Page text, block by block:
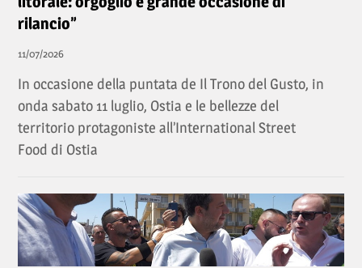
rilancio”
11/07/2026
In occasione della puntata de Il Trono del Gusto, in
onda sabato 11 luglio, Ostia e le bellezze del
territorio protagoniste all’International Street
Food di Ostia